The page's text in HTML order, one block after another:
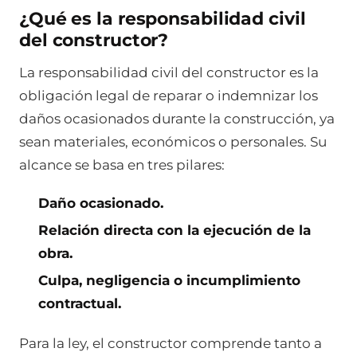
¿Qué es la responsabilidad civil
del constructor?
La responsabilidad civil del constructor es la
obligación legal de reparar o indemnizar los
daños ocasionados durante la construcción, ya
sean materiales, económicos o personales. Su
alcance se basa en tres pilares:
Daño ocasionado.
Relación directa con la ejecución de la
obra.
Culpa, negligencia o incumplimiento
contractual.
Para la ley, el constructor comprende tanto a